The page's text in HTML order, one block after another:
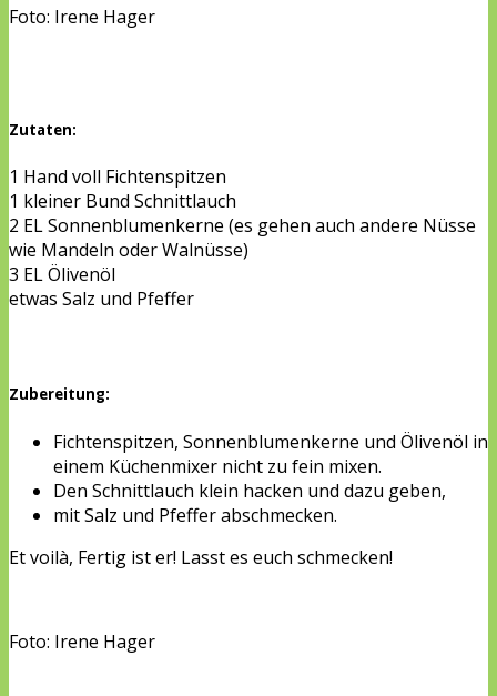
Foto: Irene Hager
Zutaten:
1 Hand voll Fichtenspitzen
1 kleiner Bund Schnittlauch
2 EL Sonnenblumenkerne (es gehen auch andere Nüsse
wie Mandeln oder Walnüsse)
3 EL Ölivenöl
etwas Salz und Pfeffer
Zubereitung:
Fichtenspitzen, Sonnenblumenkerne und Ölivenöl in
einem Küchenmixer nicht zu fein mixen.
Den Schnittlauch klein hacken und dazu geben,
mit Salz und Pfeffer abschmecken.
Et voilà, Fertig ist er! Lasst es euch schmecken!
Foto: Irene Hager